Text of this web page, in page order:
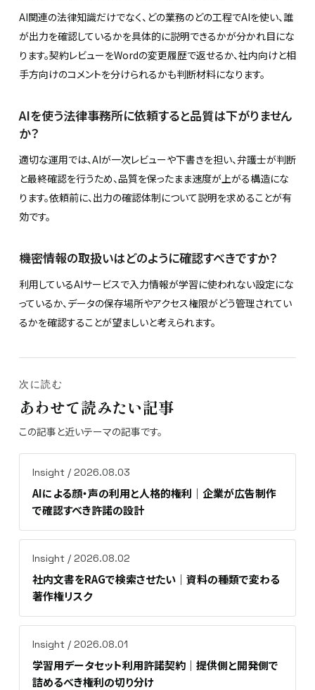
AI関連の法律知識だけでなく、どの業務のどの工程でAIを使い、誰
が出力を確認しているかを具体的に説明できるかが分かれ目にな
ります。契約レビューをWordの変更履歴で返せるか、社内向けと相
手方向けのコメントを分けられるかも判断材料になります。
AIを使う法律事務所に依頼すると品質は下がりません
か？
適切な運用では、AIが一次レビューや下書きを担い、弁護士が判断
と最終確認を行うため、品質を保ったまま速度が上がる構造にな
ります。依頼前に、出力の確認体制について説明を求めることが有
効です。
機密情報の取扱いはどのように確認すべきですか？
利用しているAIサービスで入力情報が学習に使われない設定にな
っているか、データの保存場所やアクセス権限がどう管理されてい
るかを確認することが望ましいと考えられます。
次に読む
あわせて読みたい記事
この記事と近いテーマの記事です。
Insight / 2026.08.03
AIによる顔・声の利用と人格的権利｜企業が広告制作
で確認すべき許諾の設計
Insight / 2026.08.02
社内文書をRAGで検索させたい｜資料の種類で変わる
著作権リスク
Insight / 2026.08.01
学習用データセット利用許諾契約｜提供側と開発側で
詰めるべき権利の切り分け